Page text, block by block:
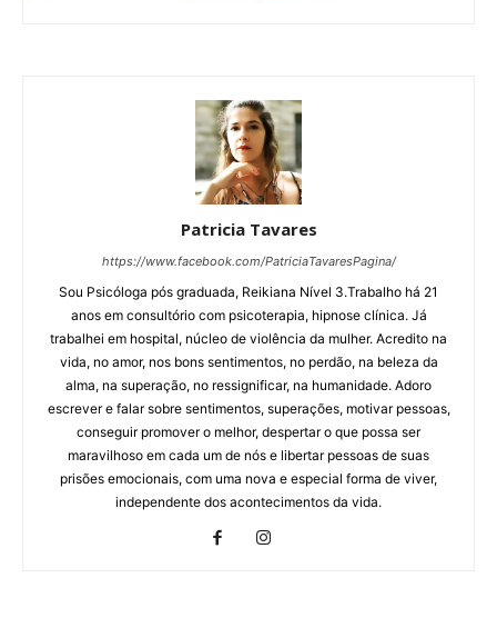
Patricia Tavares
https://www.facebook.com/PatriciaTavaresPagina/
Sou Psicóloga pós graduada, Reikiana Nível 3.Trabalho há 21
anos em consultório com psicoterapia, hipnose clínica. Já
trabalhei em hospital, núcleo de violência da mulher. Acredito na
vida, no amor, nos bons sentimentos, no perdão, na beleza da
alma, na superação, no ressignificar, na humanidade. Adoro
escrever e falar sobre sentimentos, superações, motivar pessoas,
conseguir promover o melhor, despertar o que possa ser
maravilhoso em cada um de nós e libertar pessoas de suas
prisões emocionais, com uma nova e especial forma de viver,
independente dos acontecimentos da vida.